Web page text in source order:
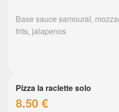
Base sauce samouraï,
frits, jalapenos
Pizza la raclette solo
8.50 €